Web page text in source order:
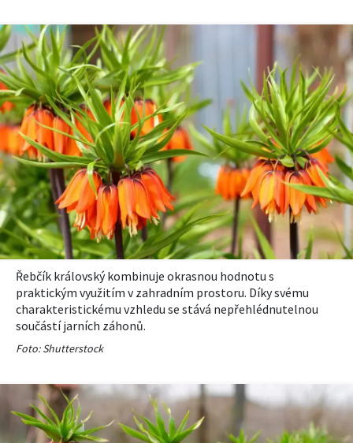
Řebčík královský kombinuje okrasnou hodnotu s
praktickým využitím v zahradním prostoru. Díky svému
charakteristickému vzhledu se stává nepřehlédnutelnou
součástí jarních záhonů.
Foto: Shutterstock